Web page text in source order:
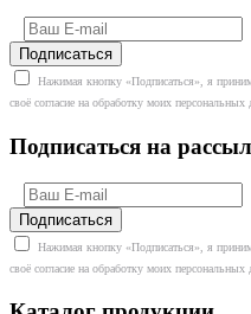
Нажимая кнопку «Подписаться», я
своё согласие на обработку моих персональных
Подписаться на
Нажимая кнопку «Подписаться», я
своё согласие на обработку моих персональных